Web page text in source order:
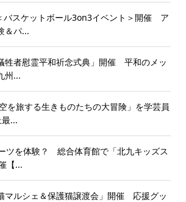
バスケットボール3on3イベント＞開催 ア
＆パ...
牲者慰霊平和祈念式典」開催 平和のメッ
州...
を旅する生きものたちの大冒険」を学芸員
...
ツを体験？ 総合体育館で「北九キッズス
【...
マルシェ＆保護猫譲渡会」開催 応援グッ